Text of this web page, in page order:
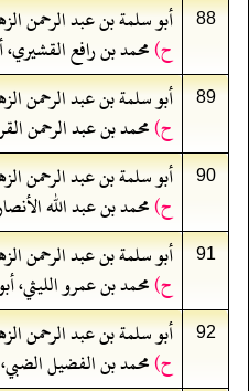
88 أبو سلمة بن عبد الرحمن
ح)محمد بن رافع القشيري،
89 أبو سلمة بن عبد الرحمن
ح)محمد بن عبد الرحمن
90 أبو سلمة بن عبد الرحمن
ح)محمد بن عبد الله
91 أبو سلمة بن عبد الرحمن
ح)محمد بن عمرو الليثي،
92 أبو سلمة بن عبد الرحمن
ح)محمد بن الفضيل